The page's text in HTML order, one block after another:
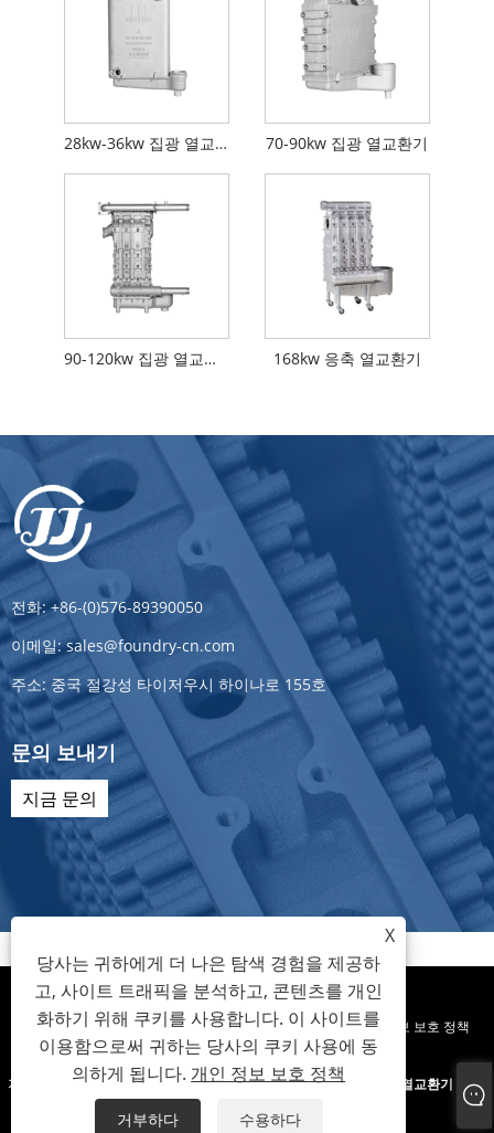
28kw-36kw 집광 열교환기 70-90kw 집광 열교환기
90-120kw 집광 열교환기 168kw 응축 열교환기
전화: +86-(0)576-89390050
이메일: sales@foundry-cn.com
주소: 중국 절강성 타이저우시 하이나로 155호
문의 보내기
지금 문의
Links Sitemap RSS XML 개인 정보 보호 정책
저작권 © 2022 Zhejiang Hec Machinery Co., Ltd. - 응축 열교환기, 열교환기 부품,
오토바이 부품 - 판권 소유
X
당사는 귀하에게 더 나은 탐색 경험을 제공하
고, 사이트 트래픽을 분석하고, 콘텐츠를 개인
화하기 위해 쿠키를 사용합니다. 이 사이트를
이용함으로써 귀하는 당사의 쿠키 사용에 동
의하게 됩니다. 개인 정보 보호 정책
거부하다 수용하다